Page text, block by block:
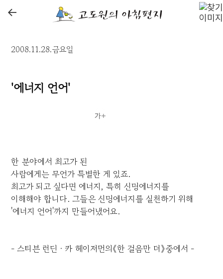
←
2008.11.28.금요일
'에너지 언어'
한 분야에서 최고가 된
사람에게는 무언가 특별한 게 있죠.
최고가 되고 싶다면 에너지, 특히 신명에너지를
이해해야 합니다. 그들은 신명에너지를 실천하기 위해
'에너지 언어'까지 만들어냈어요.
- 스티븐 런딘ㆍ카 헤이저먼의《한 걸음만 더》중에서 -